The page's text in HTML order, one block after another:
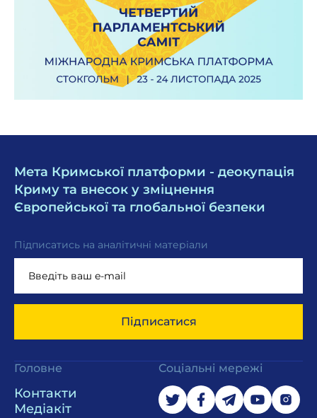
Мета Кримської платформи - деокупація
Криму та внесок у зміцнення
Європейської та глобальної безпеки
Підписатись на аналітичні матеріали
Підписатися
Головне
Контакти
Медіакіт
Соціальні мережі